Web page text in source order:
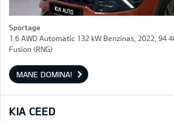
Sportage
1.6 AWD Automatic 132 kW Benzinas, 2022, 94
Fusion (RNG)
MANE DOMINA!
KIA CEED